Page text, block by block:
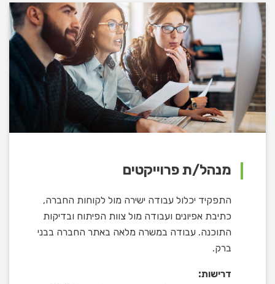
מנהל/ת פרוייקטים
התפקיד יכלול עבודה ישירה מול לקוחות החברה,
כתיבת אפיונים ועבודה מול צוות הפיתוח ובדיקות
התוכנה. עבודה במשרה מלאה באתר החברה בבני
ברק.
דרישות: